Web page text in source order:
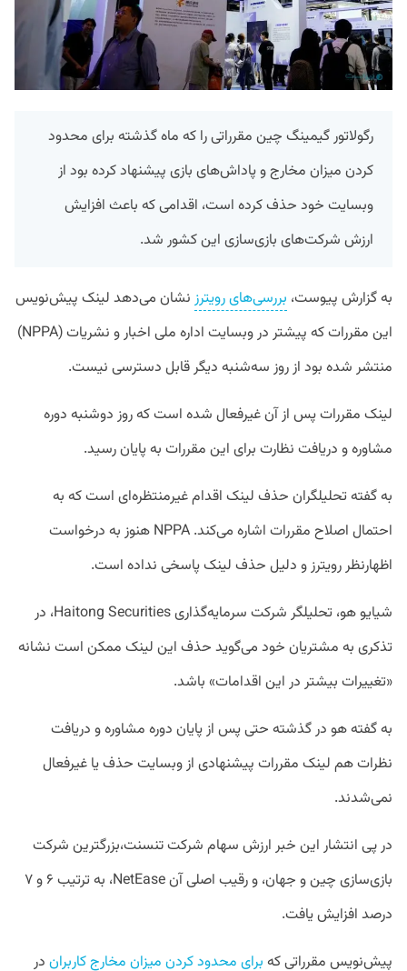
رگولاتور گیمینگ چین مقرراتی را که ماه گذشته برای محدود
کردن میزان مخارج و پاداش‌های بازی پیشنهاد کرده بود از
وبسایت خود حذف کرده است، اقدامی که باعث افزایش
ارزش شرکت‌های بازی‌سازی این کشور شد.
به گزارش پیوست، بررسی‌های رویترز نشان می‌دهد لینک پیش‌نویس
این مقررات که پیشتر در وبسایت اداره ملی اخبار و نشریات (NPPA)
منتشر شده بود از روز سه‌شنبه دیگر قابل دسترسی نیست.
لینک مقررات پس از آن غیرفعال شده است که روز دوشنبه دوره
مشاوره و دریافت نظارت برای این مقررات به پایان رسید.
به گفته تحلیلگران حذف لینک اقدام غیرمنتظره‌ای است که به
احتمال اصلاح مقررات اشاره می‌کند. NPPA هنوز به درخواست
اظهارنظر رویترز و دلیل حذف لینک پاسخی نداده است.
شیایو هو، تحلیلگر شرکت سرمایه‌گذاری Haitong Securities، در
تذکری به مشتریان خود می‌گوید حذف این لینک ممکن است نشانه
«تغییرات بیشتر در این اقدامات» باشد.
به گفته هو در گذشته حتی پس از پایان دوره مشاوره و دریافت
نظرات هم لینک مقررات پیشنهادی از وبسایت حذف یا غیرفعال
نمی‌شدند.
در پی انتشار این خبر ارزش سهام شرکت تنسنت،‌بزرگترین شرکت
بازی‌سازی چین و جهان، و رقیب اصلی آن NetEase، به ترتیب ۶ و ۷
درصد افزایش یافت.
پیش‌نویس مقرراتی که برای محدود کردن میزان مخارج کاربران در